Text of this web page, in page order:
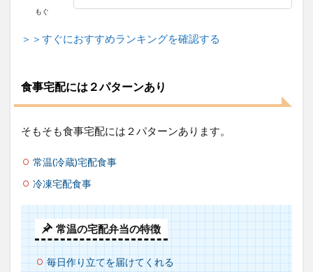
ター
り
方①
して
いる
うか
1.3
方②
急な
予定
べら
もぐ
＞＞すぐにおすすめランキングを確認する
食事宅配には２パターンあり
そもそも食事宅配には２パターンあります。
常温(冷蔵)宅配食事
冷凍宅配食事
常温の宅配弁当の特徴
毎日作り立てを届けてくれる